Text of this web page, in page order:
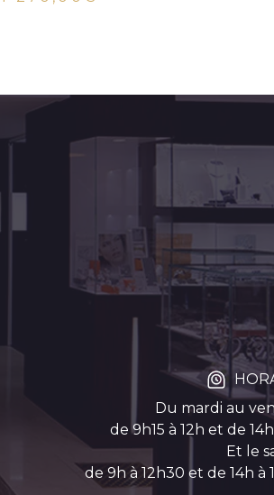
Du mardi au
de 9h15 à 12h et de
Et le
de 9h à 12h30 et de 14h à